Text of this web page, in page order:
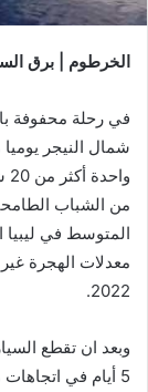
الخرطوم | برق
في رحلة محفوفة
من الشباب
المتوسط في ليبيا
2022.
5 أيام في